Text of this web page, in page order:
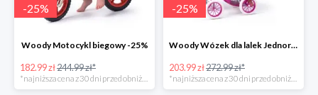
-25%
Woody Motocykl biegowy -25%
182.99 zł244.99 zł*
-25%
Woody Wózek dla lalek Jednorożec -25%
203.99 zł272.99 zł*